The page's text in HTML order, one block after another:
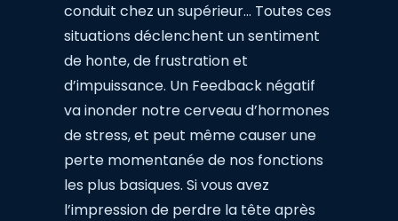
conduit chez un supérieur… Toutes ces
situations déclenchent un sentiment
de honte, de frustration et
d’impuissance. Un Feedback négatif
va inonder notre cerveau d’hormones
de stress, et peut même causer une
perte momentanée de nos fonctions
les plus basiques. Si vous avez
l’impression de perdre la tête après